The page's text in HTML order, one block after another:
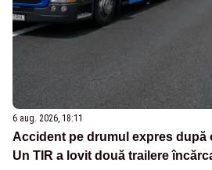
6 aug. 2026, 18:11
Accident pe drumul expres după
Un TIR a lovit două trailere